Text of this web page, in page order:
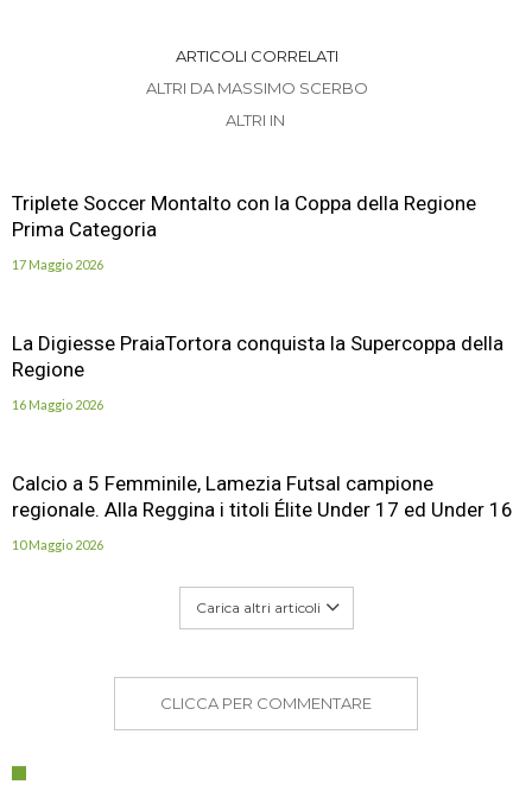
ARTICOLI CORRELATI
ALTRI DA MASSIMO SCERBO
ALTRI IN
Triplete Soccer Montalto con la Coppa della Regione
Prima Categoria
17 Maggio 2026
La Digiesse PraiaTortora conquista la Supercoppa della
Regione
16 Maggio 2026
Calcio a 5 Femminile, Lamezia Futsal campione
regionale. Alla Reggina i titoli Élite Under 17 ed Under 16
10 Maggio 2026
Carica altri articoli
CLICCA PER COMMENTARE